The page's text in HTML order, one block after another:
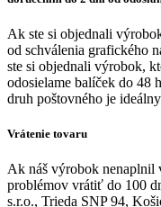
Ak ste si objednali
od schválenia grafického
ste si objednali výrobok,
odosielame balíček do 48
druh poštovného je
Vrátenie tovaru
Ak náš výrobok nenaplnil
problémov vrátiť do 100
s.r.o., Trieda SNP 94,